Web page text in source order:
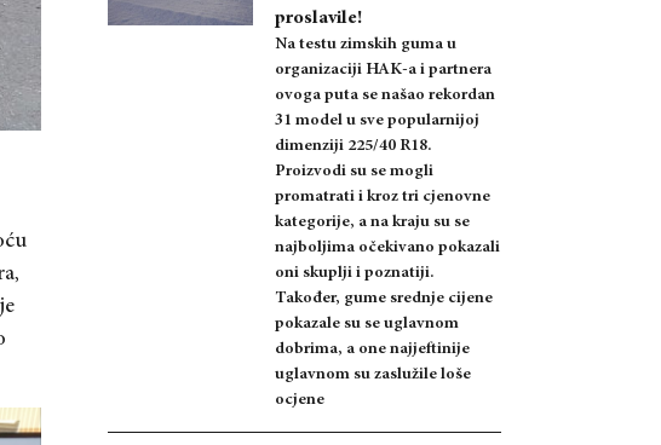
proslavile!
Na testu zimskih guma u
organizaciji HAK-a i partnera
ovoga puta se našao rekordan
31 model u sve popularnijoj
dimenziji 225/40 R18.
Proizvodi su se mogli
promatrati i kroz tri cjenovne
kategorije, a na kraju su se
najboljima očekivano pokazali
oni skuplji i poznatiji.
Također, gume srednje cijene
pokazale su se uglavnom
dobrima, a one najjeftinije
uglavnom su zaslužile loše
ocjene